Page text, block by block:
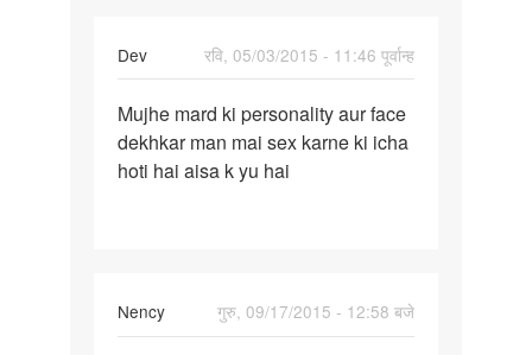
Dev
रवि, 05/03/2015 - 11:46 पूर्वान्ह
Mujhe
mard
ki
Mujhe mard ki personality aur face
dekhkar man mai sex karne ki icha
hoti hai aisa k yu hai
Nency
गुरु, 09/17/2015 - 12:58 बजे